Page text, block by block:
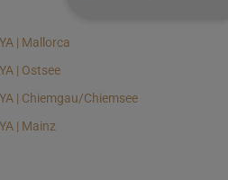
| Mallorca
| Ostsee
| Chiemgau/Chiemsee
| Mainz